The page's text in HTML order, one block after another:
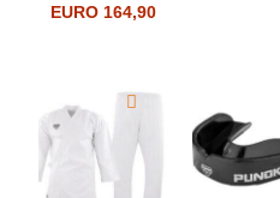
EURO164,90